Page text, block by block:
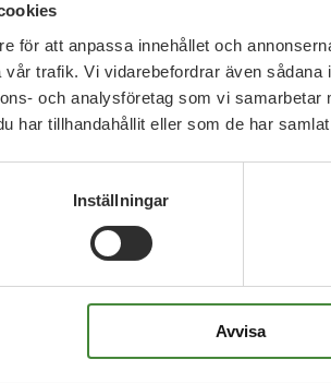
för att anpassa innehållet och
trafik. Vi vidarebefordrar även
och analysföretag som vi
har tillhandahållit eller som de har
Inställningar
Avvisa
mot våld i nära
skillnader mellan olika enheter
Det kan bland annat gälla
och kunskapsbrister i hur
som Region Skåne har
barn vill vi att det finns våld i
rör patienter som utsätts för
anhörig, säger Mätta Ivarsson.
med att upptäcka våldsutsatta